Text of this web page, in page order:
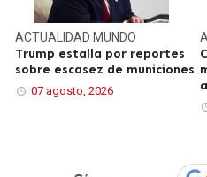
ACTUALIDAD MUNDO
Trump estalla por reportes
sobre escasez de municiones
07 agosto, 2026